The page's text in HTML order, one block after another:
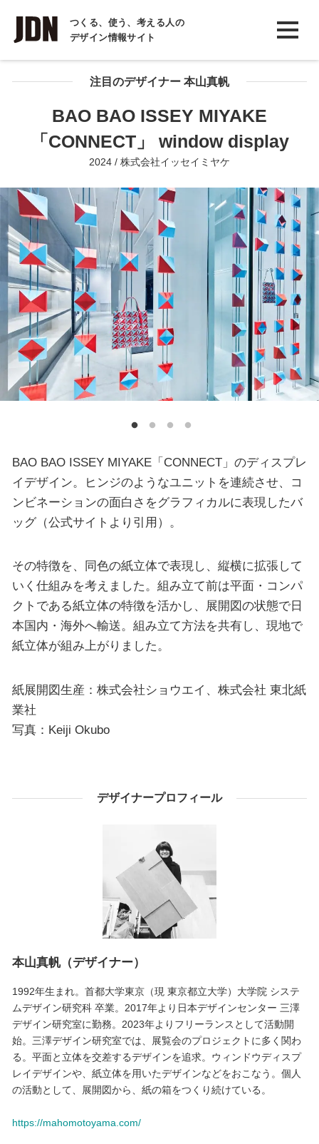
つくる、使う、考える人の
デザイン情報サイト
INTERVIEW
インタビュー
REPORT
COLUMN
注目のデザイナー 本山真帆
BAO BAO ISSEY MIYAKE
「CONNECT」 window display
2024 / 株式会社イッセイミヤケ
BAO BAO ISSEY MIYAKE「CONNECT」のディスプレ
イデザイン。ヒンジのようなユニットを連続させ、コ
ンビネーションの面白さをグラフィカルに表現したバ
ッグ（公式サイトより引用）。
その特徴を、同色の紙立体で表現し、縦横に拡張して
いく仕組みを考えました。組み立て前は平面・コンパ
クトである紙立体の特徴を活かし、展開図の状態で日
本国内・海外へ輸送。組み立て方法を共有し、現地で
紙立体が組み上がりました。
紙展開図生産：株式会社ショウエイ、株式会社 東北紙
業社
写真：Keiji Okubo
デザイナープロフィール
本山真帆（デザイナー）
1992年生まれ。首都大学東京（現 東京都立大学）大学院 システ
ムデザイン研究科 卒業。2017年より日本デザインセンター 三澤
デザイン研究室に勤務。2023年よりフリーランスとして活動開
始。三澤デザイン研究室では、展覧会のプロジェクトに多く関わ
る。平面と立体を交差するデザインを追求。ウィンドウディスプ
レイデザインや、紙立体を用いたデザインなどをおこなう。個人
の活動として、展開図から、紙の箱をつくり続けている。
https://mahomotoyama.com/